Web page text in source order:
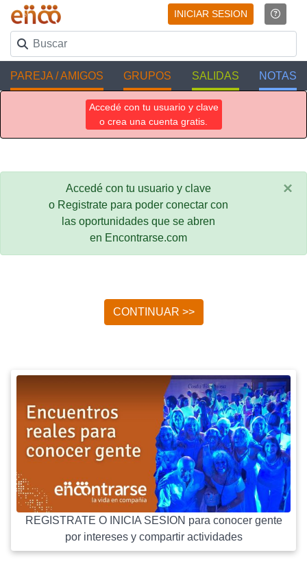
INICIAR SESION
PAREJA / AMIGOS GRUPOS SALIDAS NOTAS
Accedé con tu usuario y clave
o crea una cuenta gratis.
Accedé con tu usuario y clave
o Registrate para poder conectar con
las oportunidades que se abren
en Encontrarse.com
×
CONTINUAR >>
REGISTRATE O INICIA SESION para conocer gente
por intereses y compartir actividades